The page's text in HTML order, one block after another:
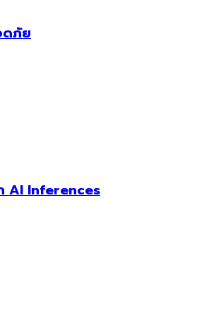
ดภัย
AI Inferences